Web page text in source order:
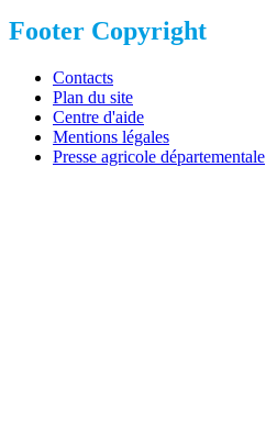
Footer Copyright
Contacts
Plan du site
Centre d'aide
Mentions légales
Presse agricole départementale